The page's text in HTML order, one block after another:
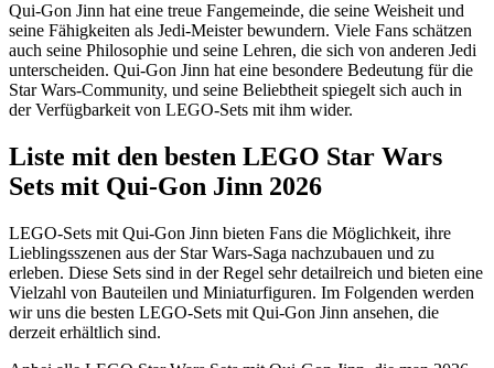
Qui-Gon Jinn hat eine treue Fangemeinde, die seine Weisheit und
seine Fähigkeiten als Jedi-Meister bewundern. Viele Fans schätzen
auch seine Philosophie und seine Lehren, die sich von anderen Jedi
unterscheiden. Qui-Gon Jinn hat eine besondere Bedeutung für die
Star Wars-Community, und seine Beliebtheit spiegelt sich auch in
der Verfügbarkeit von LEGO-Sets mit ihm wider.
Liste mit den besten LEGO Star Wars
Sets mit Qui-Gon Jinn 2026
LEGO-Sets mit Qui-Gon Jinn bieten Fans die Möglichkeit, ihre
Lieblingsszenen aus der Star Wars-Saga nachzubauen und zu
erleben. Diese Sets sind in der Regel sehr detailreich und bieten eine
Vielzahl von Bauteilen und Miniaturfiguren. Im Folgenden werden
wir uns die besten LEGO-Sets mit Qui-Gon Jinn ansehen, die
derzeit erhältlich sind.